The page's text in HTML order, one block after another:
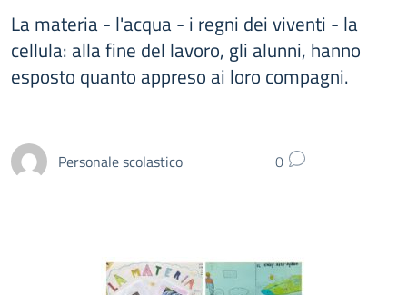
La materia - l'acqua - i regni dei viventi - la
cellula: alla fine del lavoro, gli alunni, hanno
esposto quanto appreso ai loro compagni.
Personale scolastico 0